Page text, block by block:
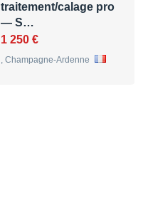
traitement/calage pro
— S…
1 250 €
, Champagne-Ardenne